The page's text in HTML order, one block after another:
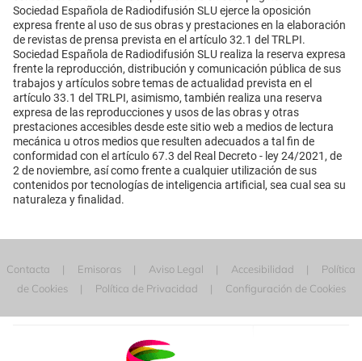
Sociedad Española de Radiodifusión SLU ejerce la oposición
expresa frente al uso de sus obras y prestaciones en la elaboración
de revistas de prensa prevista en el artículo 32.1 del TRLPI.
Sociedad Española de Radiodifusión SLU realiza la reserva expresa
frente la reproducción, distribución y comunicación pública de sus
trabajos y artículos sobre temas de actualidad prevista en el
artículo 33.1 del TRLPI, asimismo, también realiza una reserva
expresa de las reproducciones y usos de las obras y otras
prestaciones accesibles desde este sitio web a medios de lectura
mecánica u otros medios que resulten adecuados a tal fin de
conformidad con el artículo 67.3 del Real Decreto - ley 24/2021, de
2 de noviembre, así como frente a cualquier utilización de sus
contenidos por tecnologías de inteligencia artificial, sea cual sea su
naturaleza y finalidad.
Contacta Emisoras Aviso Legal Accesibilidad
Política
de Cookies
Política de Privacidad Configuración de Cookies